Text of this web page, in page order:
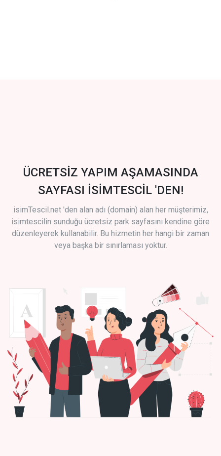
ÜCRETSİZ YAPIM AŞAMASINDA
SAYFASI İSİMTESCİL 'DEN!
isimTescil.net 'den alan adı (domain) alan her müşterimiz,
isimtescilin sunduğu ücretsiz park sayfasını kendine göre
düzenleyerek kullanabilir. Bu hizmetin her hangi bir zaman
veya başka bir sınırlaması yoktur.